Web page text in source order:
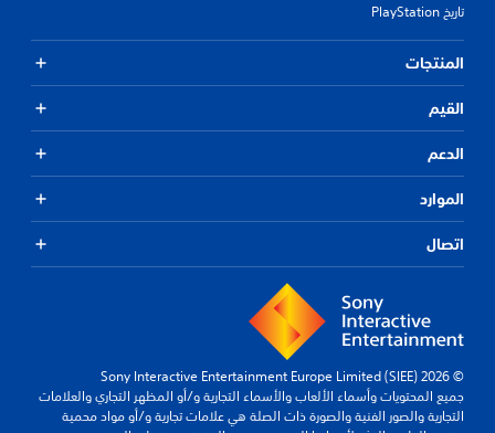
تاريخ PlayStation
المنتجات
القيم
الدعم
الموارد
اتصال
© 2026 Sony Interactive Entertainment Europe Limited (SIEE)
جميع المحتويات وأسماء الألعاب والأسماء التجارية و/أو المظهر التجاري والعلامات
التجارية والصور الفنية والصورة ذات الصلة هي علامات تجارية و/أو مواد محمية